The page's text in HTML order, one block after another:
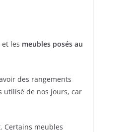
et les meubles posés au
des rangements
utilisé de nos jours, car
Certains meubles